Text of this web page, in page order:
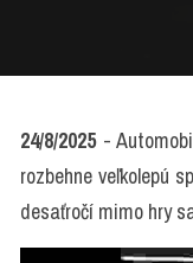
24/8/2025 -
rozbehne veľkolepú
desaťročí mimo hry